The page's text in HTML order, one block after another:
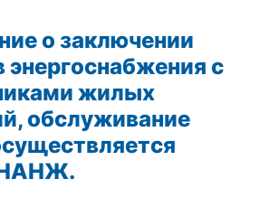
о заключении
энергоснабжения с
жилых
обслуживание